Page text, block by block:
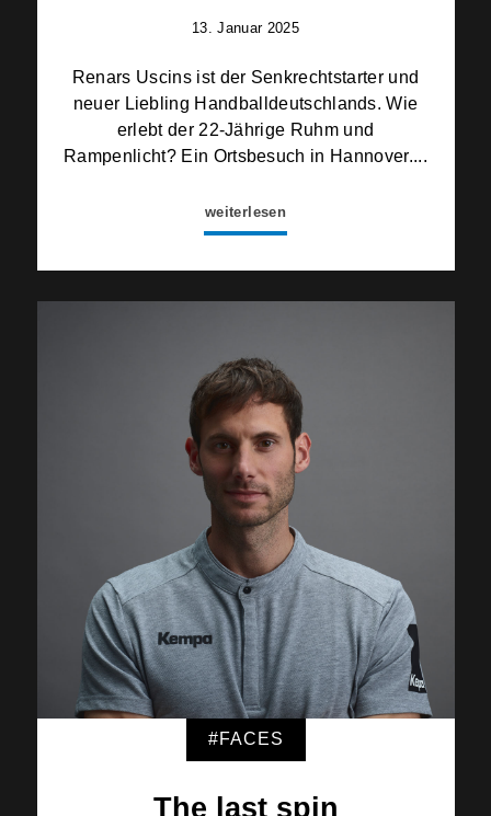
13. Januar 2025
Renars Uscins ist der Senkrechtstarter und
neuer Liebling Handballdeutschlands. Wie
erlebt der 22-Jährige Ruhm und
Rampenlicht? Ein Ortsbesuch in Hannover....
weiterlesen
#FACES
The last spin